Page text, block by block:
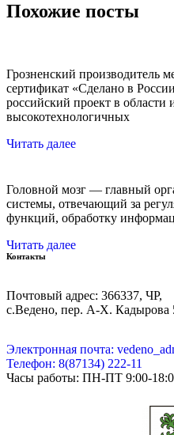
Похожие посты
Грозненский производитель
сертификат «Сделано в
российский проект в области
высокотехнологичных
Читать далее
Головной мозг — главный
системы, отвечающий за
функций, обработку
Читать далее
Контакты
Почтовый адрес: 366337, ЧР,
с.Ведено, пер. А-Х. Кадыровa
Электронная почта:
Телефон: 8(87134) 222-11
Часы работы: ПН-ПТ 9:00-